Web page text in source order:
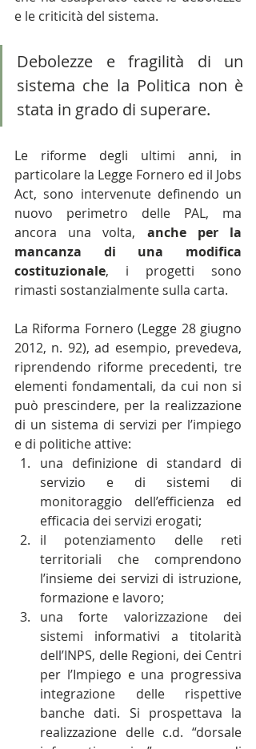
e le criticità del sistema.
Debolezze e fragilità di un
sistema che la Politica non è
stata in grado di superare.
Le riforme degli ultimi anni, in
particolare la Legge Fornero ed il Jobs
Act, sono intervenute definendo un
nuovo perimetro delle PAL, ma
ancora una volta, anche per la
mancanza di una modifica
costituzionale, i progetti sono
rimasti sostanzialmente sulla carta.
La Riforma Fornero (Legge 28 giugno
2012, n. 92), ad esempio, prevedeva,
riprendendo riforme precedenti, tre
elementi fondamentali, da cui non si
può prescindere, per la realizzazione
di un sistema di servizi per l’impiego
e di politiche attive:
una definizione di standard di
servizio e di sistemi di
monitoraggio dell’efficienza ed
efficacia dei servizi erogati;
il potenziamento delle reti
territoriali che comprendono
l’insieme dei servizi di istruzione,
formazione e lavoro;
una forte valorizzazione dei
sistemi informativi a titolarità
dell’INPS, delle Regioni, dei Centri
per l’Impiego e una progressiva
integrazione delle rispettive
banche dati. Si prospettava la
realizzazione delle c.d. “dorsale